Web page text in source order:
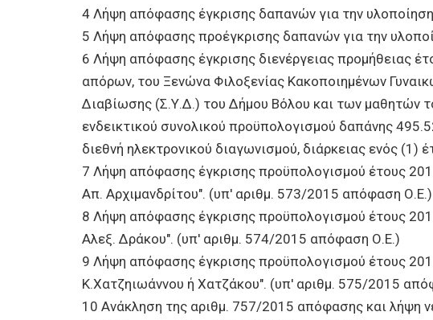
4 Λήψη απόφασης έγκρισης δαπανών για την
5 Λήψη απόφασης προέγκρισης δαπανών για την
6 Λήψη απόφασης έγκρισης διενέργειας προμήθειας
απόρων, του Ξενώνα Φιλοξενίας Κακοποιημένων
Διαβίωσης (Σ.Υ.Δ.) του Δήμου Βόλου και των μαθητών
ενδεικτικού συνολικού προϋπολογισμού δαπάνης
διεθνή ηλεκτρονικού διαγωνισμού, διάρκειας ενός (1)
7 Λήψη απόφασης έγκρισης προϋπολογισμού έτους
Απ. Αρχιμανδρίτου". (υπ' αριθμ. 573/2015 απόφαση Ο.Ε.)
8 Λήψη απόφασης έγκρισης προϋπολογισμού έτους
Αλεξ. Δράκου". (υπ' αριθμ. 574/2015 απόφαση Ο.Ε.)
9 Λήψη απόφασης έγκρισης προϋπολογισμού έτους
Κ.Χατζηιωάννου ή Χατζάκου". (υπ' αριθμ. 575/2015
10 Ανάκληση της αριθμ. 757/2015 απόφασης και λήψη